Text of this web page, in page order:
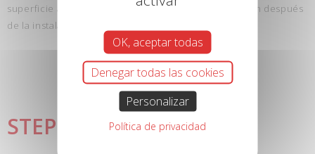
superficie a pintar con cinta de carrocero. Alísalo bien después
de la instalación.
STEP
OK, aceptar todas
Denegar todas las cookies
Personalizar
Política de privacidad